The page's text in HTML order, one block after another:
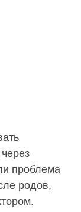
проблема
родов,